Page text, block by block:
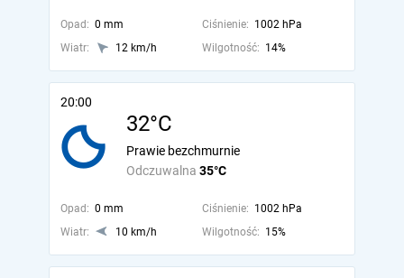
Opad: 0 mm Ciśnienie: 1002 hPa
Wiatr:
12 km/h Wilgotność: 14%
20:00
32°C
Odczuwalna 35°C
Prawie bezchmurnie
Opad: 0 mm Ciśnienie: 1002 hPa
Wiatr:
10 km/h Wilgotność: 15%